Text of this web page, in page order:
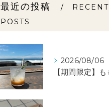
最近の投稿
RECENT
POSTS
2026/08/06